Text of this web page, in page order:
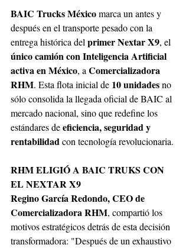
BAIC Trucks México marca un antes y
después en el transporte pesado con la
entrega histórica del primer Nextar X9, el
único camión con Inteligencia Artificial
activa en México, a Comercializadora
RHM. Esta flota inicial de 10 unidades no
sólo consolida la llegada oficial de BAIC al
mercado nacional, sino que redefine los
estándares de eficiencia, seguridad y
rentabilidad con tecnología revolucionaria.
RHM ELIGIÓ A BAIC TRUKS CON
EL NEXTAR X9
Regino García Redondo, CEO de
Comercializadora RHM, compartió los
motivos estratégicos detrás de esta decisión
transformadora: "Después de un exhaustivo